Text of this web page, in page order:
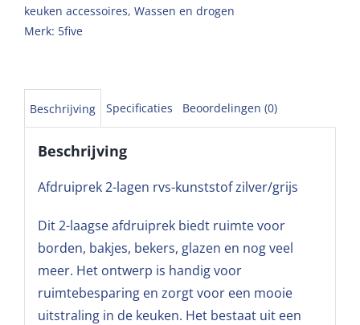
keuken accessoires, Wassen en drogen
Merk: 5five
Beschrijving Specificaties Beoordelingen (0)
Beschrijving
Afdruiprek 2-lagen rvs-kunststof zilver/grijs
Dit 2-laagse afdruiprek biedt ruimte voor
borden, bakjes, bekers, glazen en nog veel
meer. Het ontwerp is handig voor
ruimtebesparing en zorgt voor een mooie
uitstraling in de keuken. Het bestaat uit een